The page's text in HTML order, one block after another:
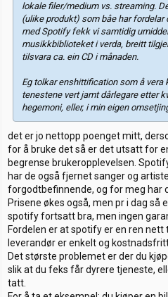
lokale filer/medium vs. streaming.
(ulike produkt) som båe har fordelar
med Spotify fekk vi samtidig
musikkbiblioteket i verda, breitt
tilsvara ca. ein CD i månaden.
Eg tolkar enshittification som å
tenestene vert jamt dårlegare etter
hegemoni, eller, i min eigen
det er jo nettopp poenget mitt,
for å bruke det så er det utsatt for
begrense brukeropplevelsen.
har de også fjernet sanger og
forgodtbefinnende, og for meg har
Prisene økes også, men pr i dag så
spotify fortsatt bra, men ingen
Fordelen er at spotify er en ren
leverandør er enkelt og
Det største problemet er der du
slik at du feks får dyrere tjeneste,
tatt.